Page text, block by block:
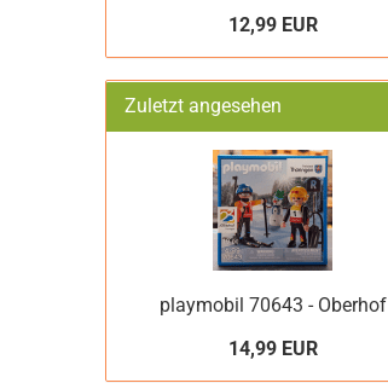
12,99 EUR
Zuletzt angesehen
playmobil 70643 - Oberhof
14,99 EUR